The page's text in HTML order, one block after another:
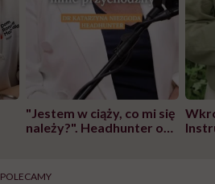
"Jestem w ciąży, co mi się
należy?". Headhunter o
pracy
POLECAMY